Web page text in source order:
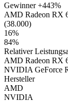
Gewinner+443%
AMD Radeon RX
(38.000)
16%
84%
Relativer
AMD Radeon RX
NVIDIA GeForce
Hersteller
AMD
NVIDIA